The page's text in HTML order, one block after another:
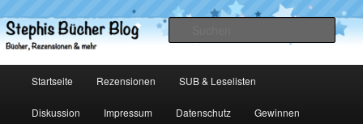
primären
Inhalt
sekundären
Inhalt
Stephis Bücher Blog
Startseite Rezensionen SUB & Leselisten
Diskussion Impressum Datenschutz Gewinnen